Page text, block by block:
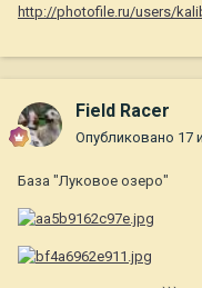
http://photofile.ru/users/
Field Racer
Опубликовано 17
База "Луковое озеро"